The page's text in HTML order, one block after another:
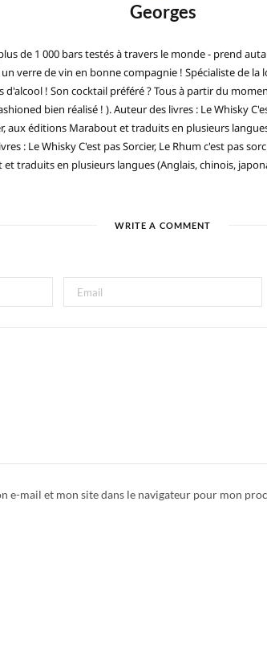
Georges
de 1 000 bars testés à travers le monde - prend
verre de vin en bonne compagnie ! Spécialiste de la
! Son cocktail préféré ? Tous à partir du
bien réalisé ! ). Auteur des livres : Le Whisky
aux éditions Marabout et traduits en plusieurs
: Le Whisky C'est pas Sorcier, Le Rhum c'est pas
traduits en plusieurs langues (Anglais, chinois,
WRITE A COMMENT
e-mail et mon site dans le navigateur pour mon